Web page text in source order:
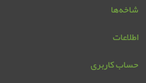
شاخه‌ها
اطلاعات
حساب کاربری